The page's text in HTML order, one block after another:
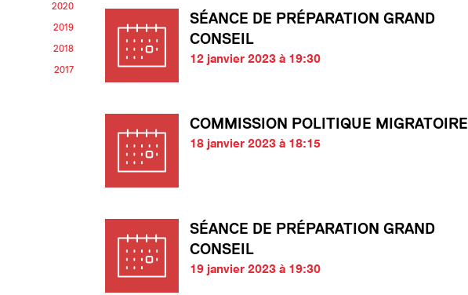
2020
2019
2018
2017
SÉANCE DE PRÉPARATION GRAND
CONSEIL
12 janvier 2023 à 19:30
COMMISSION POLITIQUE MIGRATOIRE
18 janvier 2023 à 18:15
SÉANCE DE PRÉPARATION GRAND
CONSEIL
19 janvier 2023 à 19:30